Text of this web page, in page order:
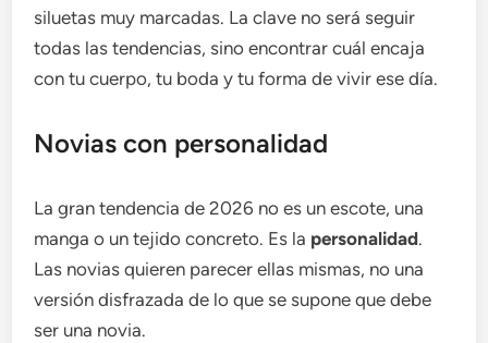
siluetas muy marcadas. La clave no será seguir
todas las tendencias, sino encontrar cuál encaja
con tu cuerpo, tu boda y tu forma de vivir ese día.
Novias con personalidad
La gran tendencia de 2026 no es un escote, una
manga o un tejido concreto. Es la personalidad.
Las novias quieren parecer ellas mismas, no una
versión disfrazada de lo que se supone que debe
ser una novia.